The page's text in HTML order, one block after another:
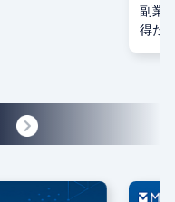
副業
得た